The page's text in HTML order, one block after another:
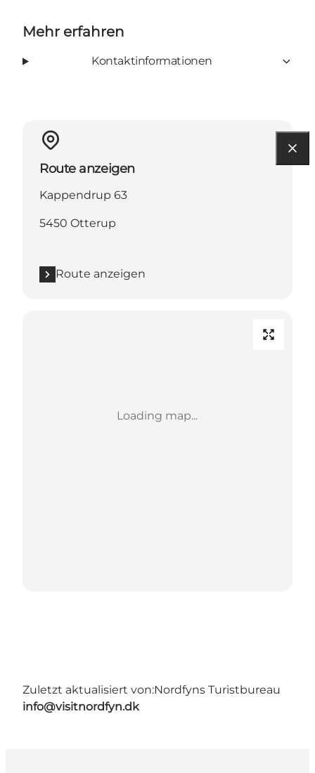
Mehr erfahren
Kontaktinformationen
Route anzeigen
Kappendrup 63
5450 Otterup
Route anzeigen
Loading map...
Zuletzt aktualisiert von:Nordfyns Turistbureau
info@visitnordfyn.dk